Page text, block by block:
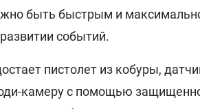
быть быстрым и
событий.
пистолет из кобуры,
камеру с помощью